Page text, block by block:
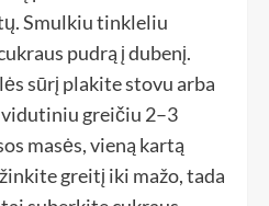
Smulkiu tinkleliu
pudrą į dubenį.
sūrį plakite stovu arba
greičiu 2–3
masės, vieną kartą
greitį iki mažo, tada